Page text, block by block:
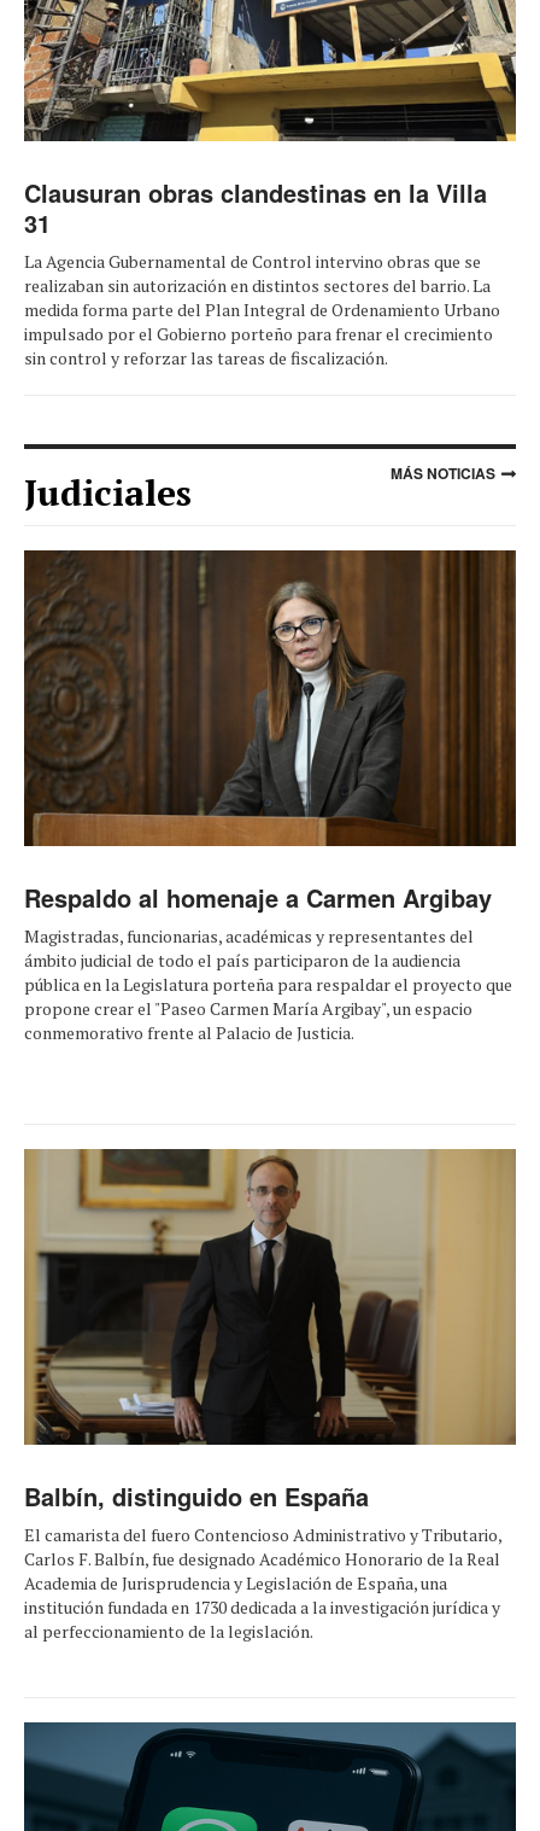
Clausuran obras clandestinas en la Villa
31
La Agencia Gubernamental de Control intervino obras que se
realizaban sin autorización en distintos sectores del barrio. La
medida forma parte del Plan Integral de Ordenamiento Urbano
impulsado por el Gobierno porteño para frenar el crecimiento
sin control y reforzar las tareas de fiscalización.
Judiciales MÁS NOTICIAS
Respaldo al homenaje a Carmen Argibay
Magistradas, funcionarias, académicas y representantes del
ámbito judicial de todo el país participaron de la audiencia
pública en la Legislatura porteña para respaldar el proyecto que
propone crear el "Paseo Carmen María Argibay", un espacio
conmemorativo frente al Palacio de Justicia.
Balbín, distinguido en España
El camarista del fuero Contencioso Administrativo y Tributario,
Carlos F. Balbín, fue designado Académico Honorario de la Real
Academia de Jurisprudencia y Legislación de España, una
institución fundada en 1730 dedicada a la investigación jurídica y
al perfeccionamiento de la legislación.